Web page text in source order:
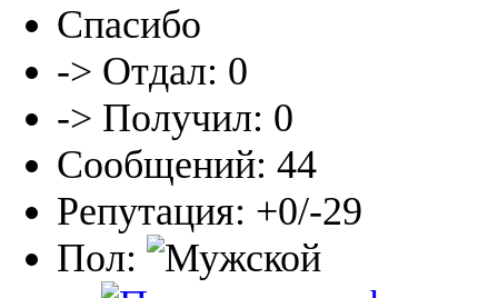
Спасибо
-> Отдал: 0
-> Получил: 0
Сообщений: 44
Репутация: +0/-29
Пол: